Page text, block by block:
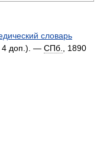
словарь
4 доп.). — СПб.
, 1890